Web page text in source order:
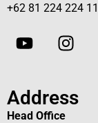
+62 81 224 224
Address
Head Office